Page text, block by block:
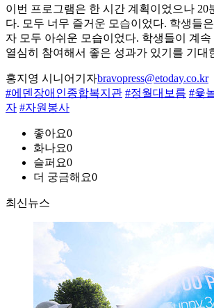
이번 프로그램은 한 시간 계획이었으나 20
다. 모두 너무 즐거운 모습이었다. 학생들
자 모두 아쉬운 모습이었다. 학생들이 계속
열심히 참여해서 좋은 성과가 있기를 기대
홍지영 시니어기자bravopress@etoday.co.kr
#에덴장애인종합복지관 #정월대보름 #윷
자 #자원봉사
좋아요0
화나요0
슬퍼요0
더 궁금해요0
최신뉴스